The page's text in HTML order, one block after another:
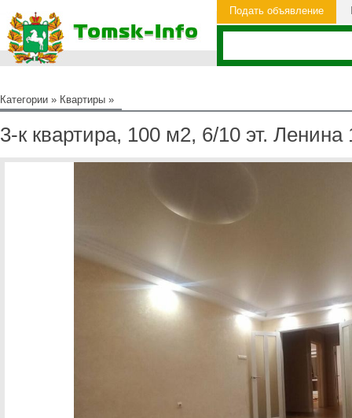
Подать объявление
Категории » Квартиры »
3-к квартира, 100 м2, 6/10 эт. Ленина